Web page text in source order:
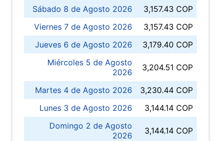
Sábado 8 de Agosto 2026
3,157.43 COP
Viernes 7 de Agosto 2026
3,157.43 COP
Jueves 6 de Agosto 2026
3,179.40 COP
Miércoles 5 de Agosto
2026
3,204.51 COP
Martes 4 de Agosto 2026
3,230.44 COP
Lunes 3 de Agosto 2026
3,144.14 COP
Domingo 2 de Agosto
2026
3,144.14 COP